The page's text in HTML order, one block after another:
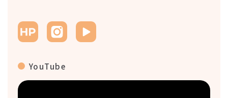
YouTube